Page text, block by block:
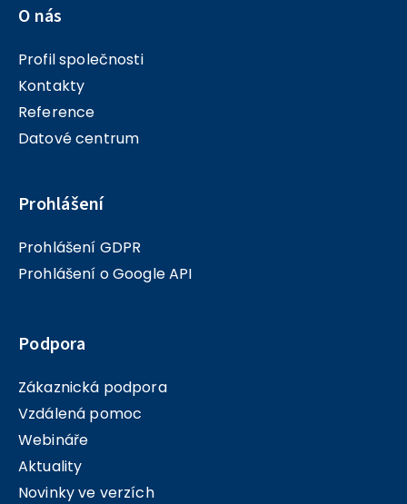
O nás
Profil společnosti
Kontakty
Reference
Datové centrum
Prohlášení
Prohlášení GDPR
Prohlášení o Google API
Podpora
Zákaznická podpora
Vzdálená pomoc
Webináře
Aktuality
Novinky ve verzích